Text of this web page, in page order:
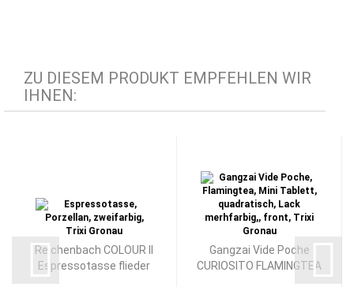
ZU DIESEM PRODUKT EMPFEHLEN WIR
IHNEN:
Reichenbach COLOUR II
Espressotasse flieder
Gangzai Vide Poche
CURIOSITO FLAMINGTEA